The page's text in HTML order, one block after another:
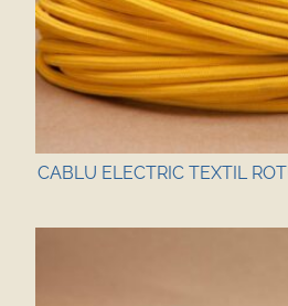
CABLU ELECTRIC TEXTIL